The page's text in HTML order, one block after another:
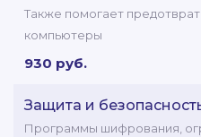
Также помогает
компьютеры
930 руб.
Защита и
Программы шифрования,